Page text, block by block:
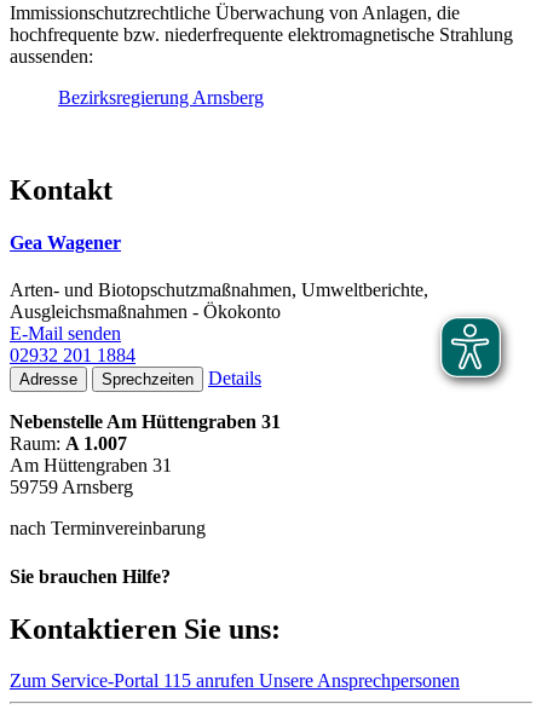
Immissionschutzrechtliche Überwachung von Anlagen, die
hochfrequente bzw. niederfrequente elektromagnetische Strahlung
aussenden:
Bezirksregierung Arnsberg
Kontakt
Gea Wagener
Arten- und Biotopschutzmaßnahmen, Umweltberichte,
Ausgleichsmaßnahmen - Ökokonto
E-Mail senden
02932 201 1884
Adresse Sprechzeiten Details
Nebenstelle Am Hüttengraben 31
Raum: A 1.007
Am Hüttengraben 31
59759 Arnsberg
nach Terminvereinbarung
Sie brauchen Hilfe?
Kontaktieren Sie uns:
Zum Service-Portal 115 anrufen Unsere Ansprechpersonen